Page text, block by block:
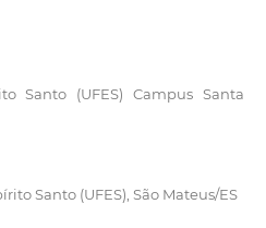
Santo (UFES) Campus Santa
Santo (UFES), São Mateus/ES